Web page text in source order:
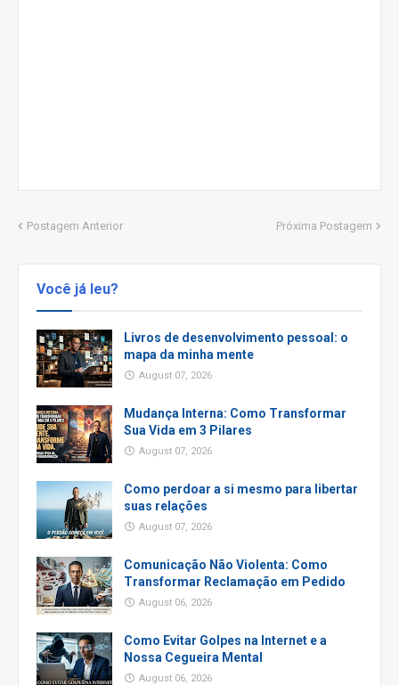
Postagem Anterior Próxima Postagem
Você já leu?
Livros de desenvolvimento pessoal: o
mapa da minha mente
August 07, 2026
Mudança Interna: Como Transformar
Sua Vida em 3 Pilares
August 07, 2026
Como perdoar a si mesmo para libertar
suas relações
August 07, 2026
Comunicação Não Violenta: Como
Transformar Reclamação em Pedido
August 06, 2026
Como Evitar Golpes na Internet e a
Nossa Cegueira Mental
August 06, 2026